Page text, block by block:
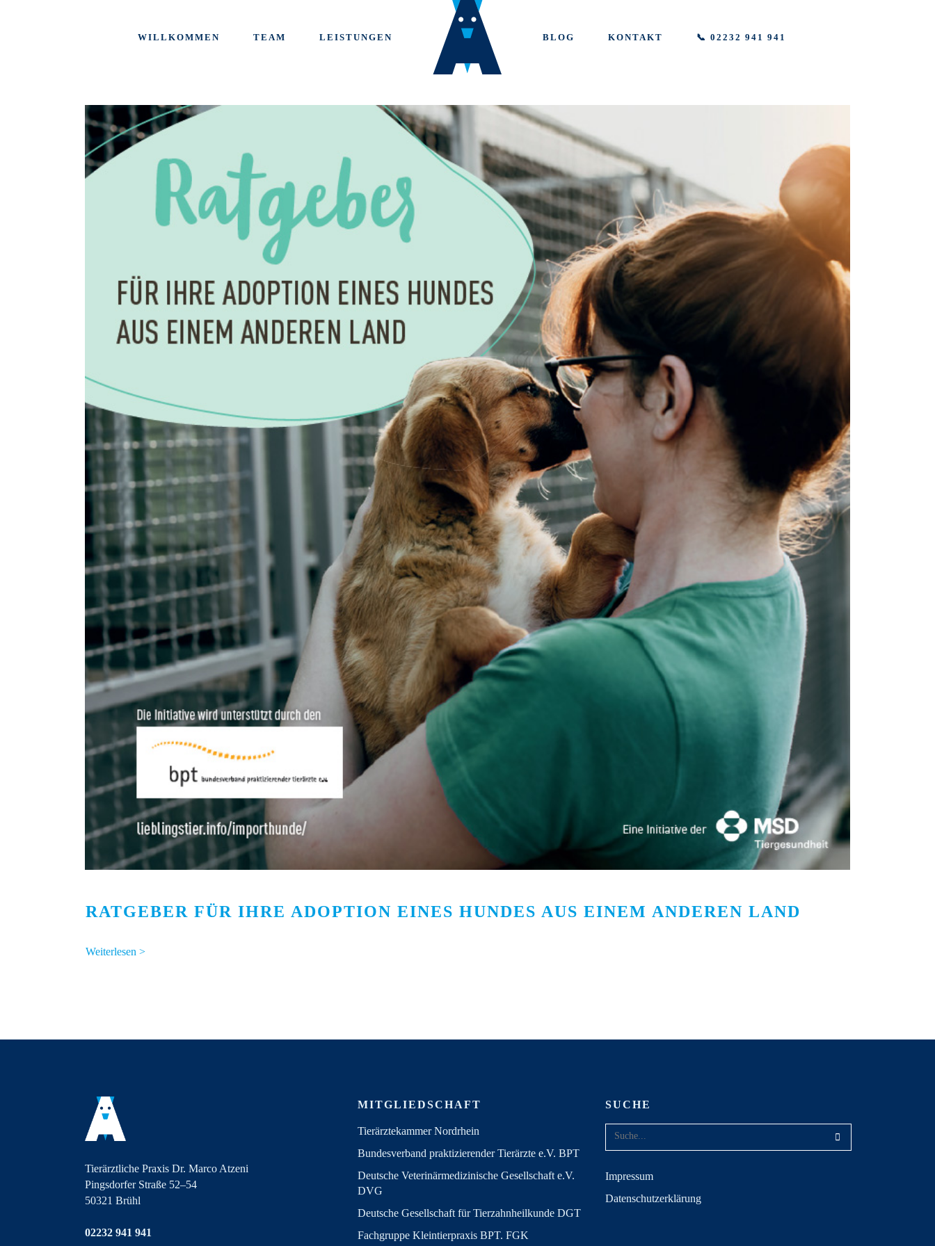
WILLKOMMEN TEAM LEISTUNGEN BLOG KONTAKT 📞 02232 941 941
RATGEBER FÜR IHRE ADOPTION EINES HUNDES AUS EINEM ANDEREN LAND
Weiterlesen >
Tierärztliche Praxis Dr. Marco Atzeni
Pingsdorfer Straße 52–54
50321 Brühl
02232 941 941
MITGLIEDSCHAFT
Tierärztekammer Nordrhein
Bundesverband praktizierender Tierärzte e.V. BPT
Deutsche Veterinärmedizinische Gesellschaft e.V.
DVG
Deutsche Gesellschaft für Tierzahnheilkunde DGT
Fachgruppe Kleintierpraxis BPT. FGK
SUCHE
Impressum
Datenschutzerklärung